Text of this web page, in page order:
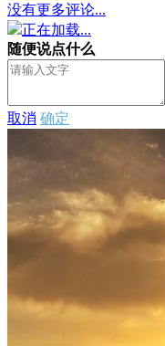
没有更多评论...
正在加载...
随便说点什么
取消 确定